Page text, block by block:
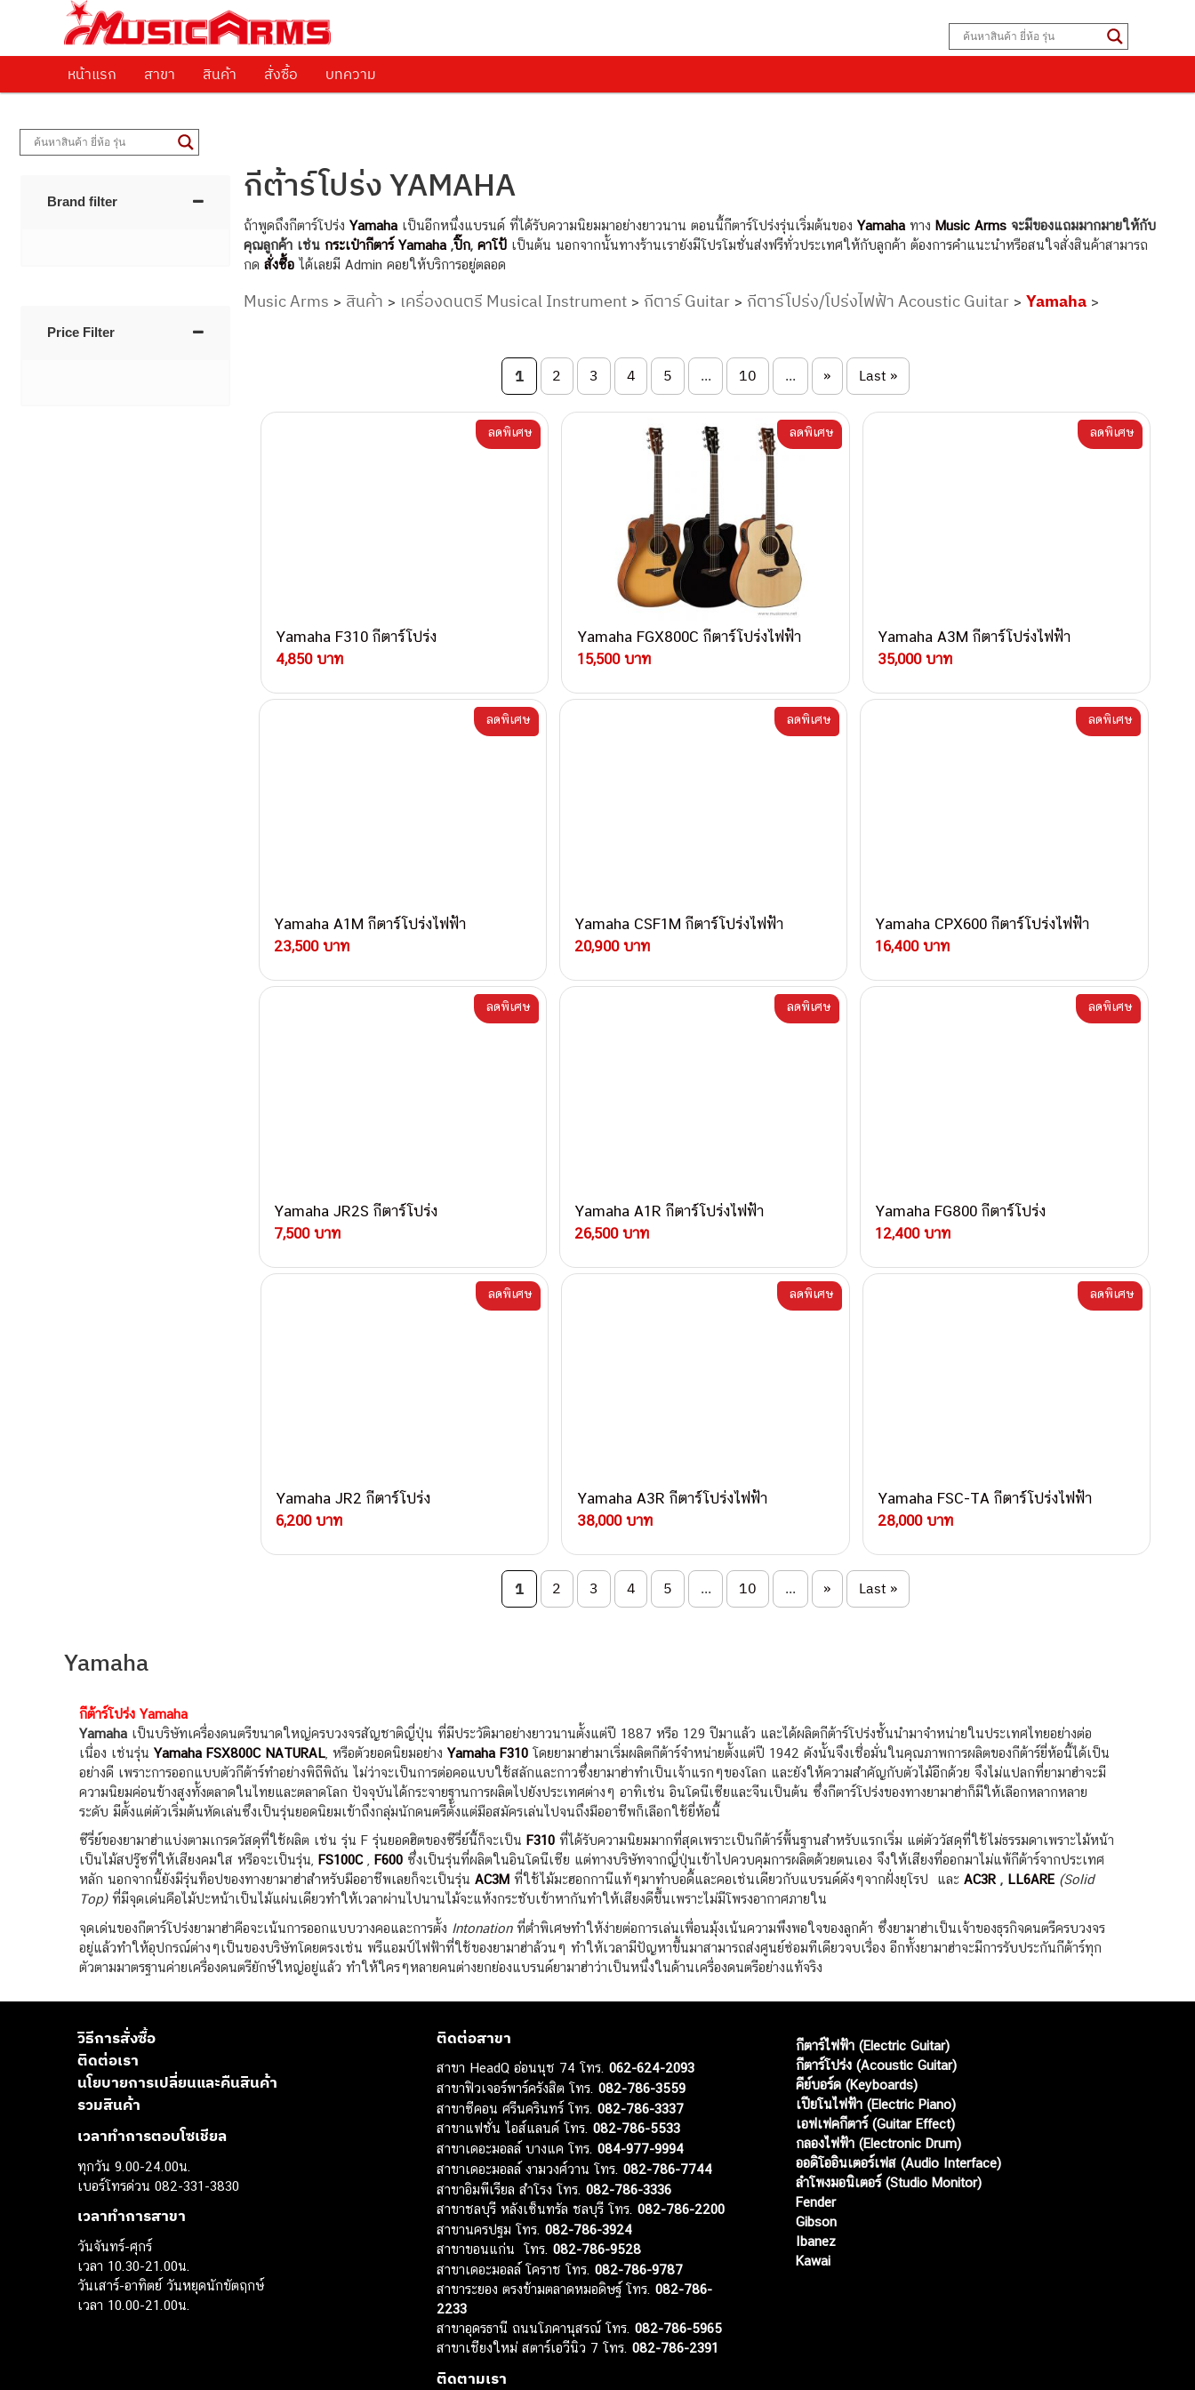
Music Arms
ศูนย์รวมครื่องดนตรีทุกชนิด ตั้งแต่เริ่มต้นถึงมืออาชีพ
Skip to primary content
Skip to secondary content
หน้าแรก สาขา สินค้า สั่งซื้อ บทความ
กีต้าร์โปร่ง YAMAHA
ถ้าพูดถึงกีตาร์โปร่ง Yamahaเป็นอีกหนึ่งแบรนด์ ที่ได้รับความนิยมมาอย่างยาวนาน ตอนนี้กีตาร์โปร่งรุ่นเริ่มต้นของ Yamahaทาง Music Arms จะมีของแถมมากมายให้กับ
คุณลูกค้า เช่น กระเป๋ากีตาร์ Yamaha,ปิ๊ก, คาโป้เป็นต้น นอกจากนั้นทางร้านเรายังมีโปรโมชั่นส่งฟรีทั่วประเทศให้กับลูกค้า ต้องการคำแนะนำหรือสนใจสั่งสินค้าสามารถ
กด สั่งซื้อได้เลยมี Admin คอยให้บริการอยู่ตลอด
Music Arms > สินค้า > เครื่องดนตรี Musical Instrument> กีตาร์ Guitar> กีตาร์โปร่ง/โปร่งไฟฟ้า Acoustic Guitar> Yamaha>
1 2 3 4 5 ... 10 ... » Last »
Yamaha F310 กีตาร์โปร่ง
4,850 บาท
ลดพิเศษ
Yamaha FGX800C กีตาร์โปร่งไฟฟ้า
15,500 บาท
ลดพิเศษ
Yamaha A3M กีตาร์โปร่งไฟฟ้า
35,000 บาท
ลดพิเศษ
Yamaha A1M กีตาร์โปร่งไฟฟ้า
23,500 บาท
ลดพิเศษ
Yamaha CSF1M กีตาร์โปร่งไฟฟ้า
20,900 บาท
ลดพิเศษ
Yamaha CPX600 กีตาร์โปร่งไฟฟ้า
16,400 บาท
ลดพิเศษ
Yamaha JR2S กีตาร์โปร่ง
7,500 บาท
ลดพิเศษ
Yamaha A1R กีตาร์โปร่งไฟฟ้า
26,500 บาท
ลดพิเศษ
Yamaha FG800 กีตาร์โปร่ง
12,400 บาท
ลดพิเศษ
Yamaha JR2 กีตาร์โปร่ง
6,200 บาท
ลดพิเศษ
Yamaha A3R กีตาร์โปร่งไฟฟ้า
38,000 บาท
ลดพิเศษ
Yamaha FSC-TA กีตาร์โปร่งไฟฟ้า
28,000 บาท
ลดพิเศษ
1 2 3 4 5 ... 10 ... » Last »
Brand filter
Price Filter
Yamaha
กีต้าร์โปร่ง Yamaha
Yamaha เป็นบริษัทเครื่องดนตรีขนาดใหญ่ครบวงจรสัญชาติญี่ปุ่น ที่มีประวัติมาอย่างยาวนานตั้งแต่ปี 1887 หรือ 129 ปีมาแล้ว และได้ผลิตกีต้าร์โปร่งชั้นนำมาจำหน่ายในประเทศไทยอย่างต่อ
เนื่อง เช่นรุ่น Yamaha FSX800C NATURAL , หรือตัวยอดนิยมอย่าง Yamaha F310 โดยยามาฮ่ามาเริ่มผลิตกีต้าร์จำหน่ายตั้งแต่ปี 1942 ดังนั้นจึงเชื่อมั่นในคุณภาพการผลิตของกีต้าร์ยี่ห้อนี้ได้เป็น
อย่างดี เพราะการออกแบบตัวกีต้าร์ทำอย่างพิถีพิถัน ไม่ว่าจะเป็นการต่อคอแบบใช้สลักและกาวซึ่งยามาฮ่าทำเป็นเจ้าแรกๆของโลก และยังให้ความสำคัญกับตัวไม้อีกด้วย จึงไม่แปลกที่ยามาฮ๋าจะมี
ความนิยมค่อนข้างสูงทั้งตลาดในไทยและตลาดโลก ปัจจุบันได้กระจายฐานการผลิตไปยังประเทศต่างๆ อาทิเช่น อินโดนีเซียและจีนเป็นต้น ซึ่งกีตาร์โปร่งของทางยามาฮ่าก็มีให้เลือกหลากหลาย
ระดับ มีตั้งแต่ตัวเริ่มต้นหัดเล่นซึงเป็นรุ่นยอดนิยมเข้าถึงกลุ่มนักดนตรีตั้งแต่มือสมัครเล่นไปจนถึงมืออาชีพก็เลือกใช้ยี่ห้อนี้
ซีรี่ย์ของยามาฮ่าแบ่งตามเกรดวัสดุที่ใช้ผลิต เช่น รุ่น F รุ่นยอดฮิตของซีรี่ย์นี้ก็จะเป็น F310 ที่ได้รับความนิยมมากที่สุดเพราะเป็นกีต้าร์พื้นฐานสำหรับแรกเริ่ม แต่ตัววัสดุที่ใช้ไม่ธรรมดาเพราะไม้หน้า
เป็นไม้สปรู๊ซที่ให้เสียงคมใส หรือจะเป็นรุ่น, FS100C, F600 ซึ่งเป็นรุ่นที่ผลิตในอินโดนีเซีย แต่ทางบริษัทจากญี่ปุ่นเข้าไปควบคุมการผลิตด้วยตนเอง จึงให้เสียงที่ออกมาไม่แพ้กีต้าร์จากประเทศ
หลัก นอกจากนี้ยังมีรุ่นท็อปของทางยามาฮ่าสำหรับมืออาชีพเลยก็จะเป็นรุ่น AC3M ที่ใช้ไม้มะฮอกกานีแท้ๆมาทำบอดี้และคอเช่นเดียวกับแบรนด์ดังๆจากฝั่งยุโรป และ AC3R , LL6ARE (Solid
Top)ที่มีจุดเด่นคือไม้ปะหน้าเป็นไม้แผ่นเดียวทำให้เวลาผ่านไปนานไม้จะแห้งกระชับเข้าหากันทำให้เสียงดีขึ้นเพราะไม่มีโพรงอากาศภายใน
จุดเด่นของกีตาร์โปร่งยามาฮ่าคือจะเน้นการออกแบบวางคอและการตั้ง Intonationที่ต่ำพิเศษทำให้ง่ายต่อการเล่นเพื่อนมุ้งเน้นความพึงพอใจของลูกค้า ซึ่งยามาฮ่าเป็นเจ้าของธุรกิจดนตรีครบวงจร
อยู่แล้วทำให้อุปกรณ์ต่างๆเป็นของบริษัทโดยตรงเช่น พรีแอมป์ไฟฟ้าที่ใช้ของยามาฮ่าล้วนๆ ทำให้เวลามีปัญหาขึ้นมาสามารถส่งศูนย์ซ่อมทีเดียวจบเรื่อง อีกทั้งยามาฮ่าจะมีการรับประกันกีต้าร์ทุก
ตัวตามมาตรฐานค่ายเครื่องดนตรียักษ์ใหญ่อยู่แล้ว ทำให้ใครๆหลายคนต่างยกย่องแบรนด์ยามาฮ่าว่าเป็นหนึ่งในด้านเครื่องดนตรีอย่างแท้จริง
วิธีการสั่งซื้อ
ติดต่อเรา
นโยบายการเปลี่ยนและคืนสินค้า
รวมสินค้า
เวลาทำการตอบโซเชียล
ทุกวัน 9.00-24.00น.
เบอร์โทรด่วน 082-331-3830
เวลาทำการสาขา
วันจันทร์-ศุกร์
เวลา 10.30-21.00น.
วันเสาร์-อาทิตย์ วันหยุดนักขัตฤกษ์
เวลา 10.00-21.00น.
ติดต่อสาขา
สาขา HeadQ อ่อนนุช 74 โทร.062-624-2093
สาขาฟิวเจอร์พาร์ครังสิต โทร.082-786-3559
สาขาซีคอน ศรีนครินทร์ โทร.082-786-3337
สาขาแฟชั่น ไอส์แลนด์ โทร.082-786-5533
สาขาเดอะมอลล์ บางแค โทร.084-977-9994
สาขาเดอะมอลล์ งามวงศ์วาน โทร.082-786-7744
สาขาอิมพีเรียล สำโรง โทร.082-786-3336
สาขาชลบุรี หลังเซ็นทรัล ชลบุรี โทร.082-786-2200
สาขานครปฐม โทร.082-786-3924
สาขาขอนแก่น โทร.082-786-9528
สาขาเดอะมอลล์ โคราช โทร.082-786-9787
สาขาระยอง ตรงข้ามตลาดหมอดิษฐ์ โทร.082-786-
2233
สาขาอุดรธานี ถนนโภคานุสรณ์ โทร.082-786-5965
สาขาเชียงใหม่ สตาร์เอวีนิว 7 โทร.082-786-2391
ติดตามเรา
กีตาร์ไฟฟ้า (Electric Guitar)
กีตาร์โปร่ง (Acoustic Guitar)
คีย์บอร์ด (Keyboards)
เปียโนไฟฟ้า (Electric Piano)
เอฟเฟคกีตาร์ (Guitar Effect)
กลองไฟฟ้า (Electronic Drum)
ออดิโออินเตอร์เฟส (Audio Interface)
ลำโพงมอนิเตอร์ (Studio Monitor)
Fender
Gibson
Ibanez
Kawai